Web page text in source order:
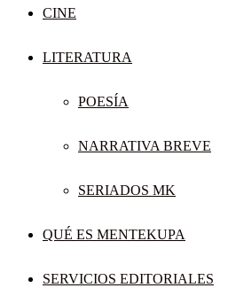
CINE
LITERATURA
POESÍA
NARRATIVA BREVE
SERIADOS MK
QUÉ ES MENTEKUPA
SERVICIOS EDITORIALES